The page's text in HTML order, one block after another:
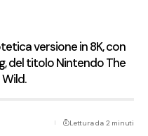
versione in 8K, con
del titolo Nintendo The
Lettura da 2 minuti